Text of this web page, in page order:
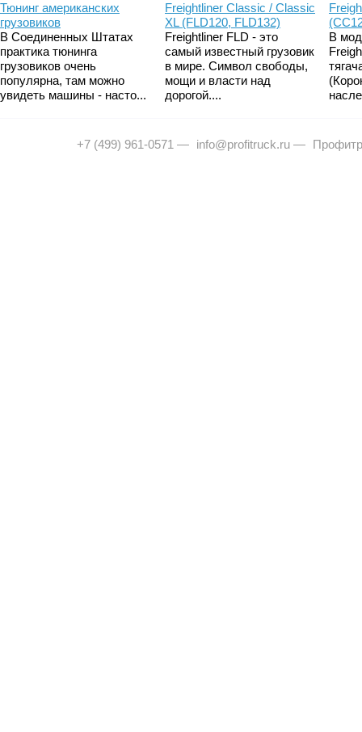
Тюнинг американских
грузовиков
В Соединенных Штатах
практика тюнинга
грузовиков очень
популярна, там можно
увидеть машины - насто...
Freightliner Classic / Classic
XL (FLD120, FLD132)
Freightliner FLD - это
самый известный грузовик
в мире. Символ свободы,
мощи и власти над
дорогой....
В
+7 (499) 961-0571 — info@profitruck.ru —